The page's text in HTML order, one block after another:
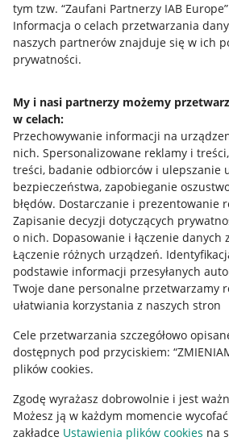
tym tzw. “Zaufani Partnerzy IAB
Informacja o celach przetwarzania
naszych partnerów znajduje się w ich
prywatności.
My i nasi partnerzy możemy
w celach:
Przechowywanie informacji na
nich. Spersonalizowane reklamy i
treści, badanie odbiorców i ulepszanie
bezpieczeństwa, zapobieganie
błędów. Dostarczanie i prezentowanie
Zapisanie decyzji dotyczących
o nich. Dopasowanie i łączenie danych
Łączenie różnych urządzeń.
podstawie informacji przesyłanych
Twoje dane personalne przetwarzamy
ułatwiania korzystania z naszych stron
Cele przetwarzania szczegółowo
dostępnych pod przyciskiem:
plików cookies.
Zgodę wyrażasz dobrowolnie i jest
Możesz ją w każdym momencie
zakładce Ustawienia plików cookies na
Przydatne informacje
Jak to działa
Allegro Gadane dla sprzedających
Allegro Gadane dla kupujących
Mapa miejscowości
Informacje prawne
Regulamin
Polityka plików "cookies"
Ustawienia plików "cookies"
Udostępnianie lokalizacji
Informacje dla Aktu o Usługach
Pobierz aplikację